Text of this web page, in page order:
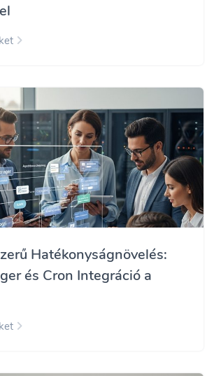
Hatékonyságnövelés:
és Cron Integráció a